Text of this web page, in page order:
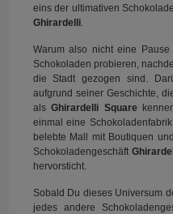
eins der ultimativen
Ghirardelli.
Warum also nicht eine
Schokoladen probieren,
die Stadt gezogen sind.
aufgrund seiner Geschichte,
alsGhirardelli Square
einmal eine
belebte Mall mit Boutiquen
Schokoladengeschäft
hervorsticht.
Sobald Du dieses Universum
jedes andere